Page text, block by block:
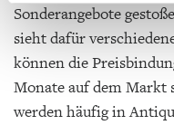
Sonderangebote
sieht dafür
können die
Monate auf dem Markt
werden häufig in